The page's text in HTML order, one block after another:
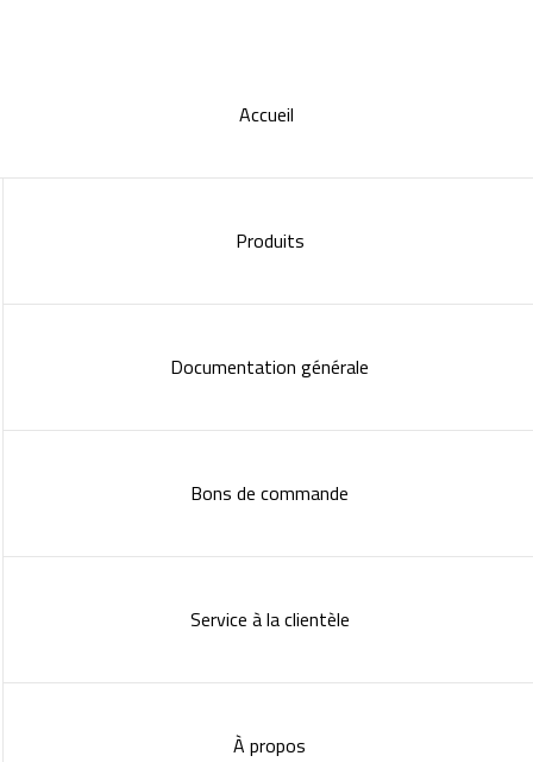
Accueil
Produits
Documentation générale
Bons de commande
Service à la clientèle
À propos